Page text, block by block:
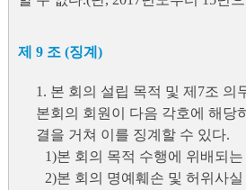
제 9 조 (징계)
1. 본 회의 설립 목적 및 제7조 의
본회의 회원이 다음 각호에 해당
결을 거쳐 이를 징계할 수 있다.
1)본 회의 목적 수행에 위배되
2)본 회의 명예훼손 및 허위사